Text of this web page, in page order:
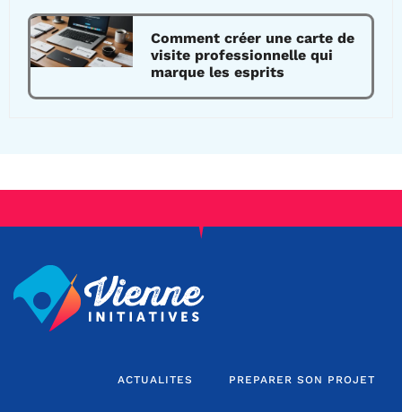
Comment créer une carte de
visite professionnelle qui
marque les esprits
ACTUALITES PREPARER SON PROJET